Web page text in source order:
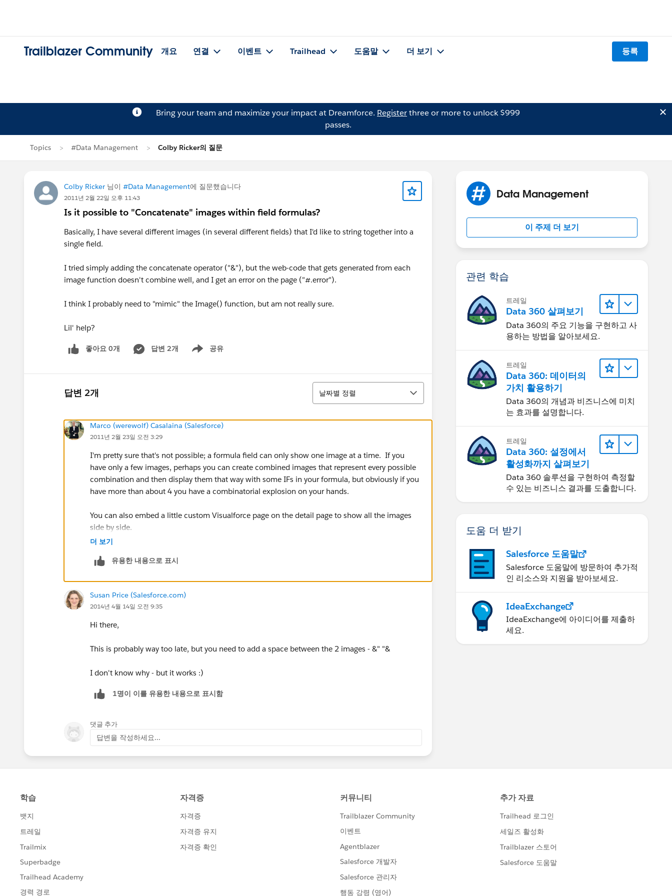
Trailblazer Community 개요 연결 이벤트 Trailhead 도움말 더 보기 등록
Bring your team and maximize your impact at Dreamforce. Registerthree or more to unlock $999
passes.
Topics #Data Management Colby Ricker의 질문
Colby Ricker 님이 #Data Management에 질문했습니다
2011년 2월 22일 오후 11:43
Is it possible to "Concatenate" images within field formulas?
Basically, I have several different images (in several different fields) that I'd like to string together into a
single field.
I tried simply adding the concatenate operator ("&"), but the web-code that gets generated from each
image function doesn't combine well, and I get an error on the page ("#.error").
I think I probably need to "mimic" the Image() function, but am not really sure.
Lil' help?
좋아요 0개 답변 2개 공유
Show menu
답변 2개
정렬
날짜별 정렬
Marco (werewolf) Casalaina (Salesforce)
2011년 2월 23일 오전 3:29
I'm pretty sure that's not possible; a formula field can only show one image at a time. If you
have only a few images, perhaps you can create combined images that represent every possible
combination and then display them that way with some IFs in your formula, but obviously if you
have more than about 4 you have a combinatorial explosion on your hands.
You can also embed a little custom Visualforce page on the detail page to show all the images
side by side.
더 보기
유용한 내용으로 표시
Susan Price (Salesforce.com)
2014년 4월 14일 오전 9:35
Hi there,
This is probably way too late, but you need to add a space between the 2 images - &" "&
I don't know why - but it works :)
1명이 이를 유용한 내용으로 표시함
댓글 추가
답변을 작성하세요...
Data Management
이 주제 더 보기
관련 학습
트레일
Data 360 살펴보기
Data 360의 주요 기능을 구현하고 사
용하는 방법을 알아보세요.
트레일
Data 360: 데이터의
가치 활용하기
Data 360의 개념과 비즈니스에 미치
는 효과를 설명합니다.
트레일
Data 360: 설정에서
활성화까지 살펴보기
Data 360 솔루션을 구현하여 측정할
수 있는 비즈니스 결과를 도출합니다.
도움 더 받기
Salesforce 도움말
Salesforce 도움말에 방문하여 추가적
인 리소스와 지원을 받아보세요.
IdeaExchange
IdeaExchange에 아이디어를 제출하
세요.